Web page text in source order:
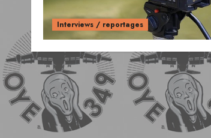
Interviews / reportages